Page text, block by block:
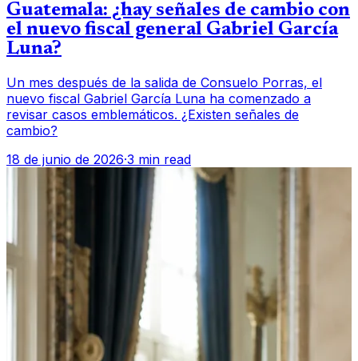
Guatemala: ¿hay señales de cambio con
el nuevo fiscal general Gabriel García
Luna?
Un mes después de la salida de Consuelo Porras, el
nuevo fiscal Gabriel García Luna ha comenzado a
revisar casos emblemáticos. ¿Existen señales de
cambio?
18 de junio de 2026·3 min read